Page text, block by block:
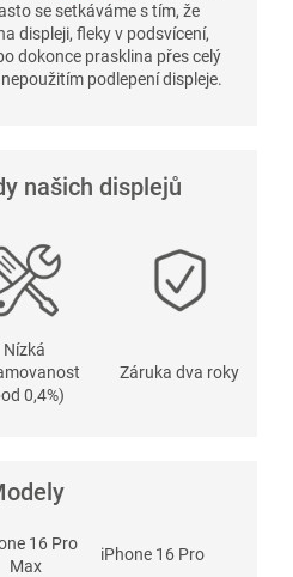
se setkáváme s tím, že
displeji, fleky v podsvícení,
dokonce prasklina přes celý
podlepení displeje.
našich displejů
Nízká
0,4%)
Záruka dva roky
16 Pro
Max
iPhone 16 Pro